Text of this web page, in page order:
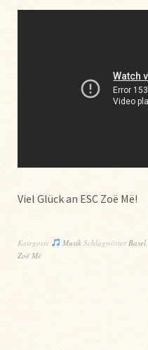
Viel Glück an ESC Zoë Më!
Kategorie Musik SchlagwörterBasel,
Zoë Më